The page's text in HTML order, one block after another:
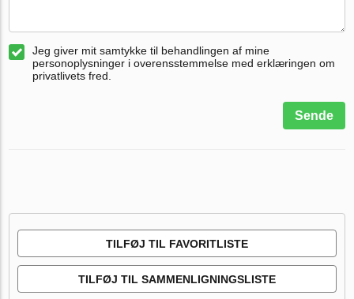
Jeg giver mit samtykke til behandlingen af mine
personoplysninger i overensstemmelse med erklæringen om
privatlivets fred.
Sende
TILFØJ TIL FAVORITLISTE
TILFØJ TIL SAMMENLIGNINGSLISTE